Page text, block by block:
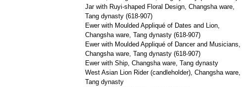
Jar with Ruyi-shaped Floral Design, Changsha ware,
Tang dynasty (618-907)
Ewer with Moulded Appliqué of Dates and Lion,
Changsha ware, Tang dynasty (618-907)
Ewer with Moulded Appliqué of Dancer and Musicians,
Changsha ware, Tang dynasty (618-907)
Ewer with Ship, Changsha ware, Tang dynasty
West Asian Lion Rider (candleholder), Changsha ware,
Tang dynasty